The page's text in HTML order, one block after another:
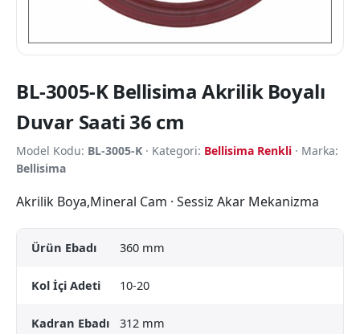
BL-3005-K Bellisima Akrilik Boyalı
Duvar Saati 36 cm
Model Kodu: BL-3005-K · Kategori: Bellisima Renkli · Marka:
Bellisima
Akrilik Boya,Mineral Cam · Sessiz Akar Mekanizma
Ürün Ebadı 360 mm
Kol İçi Adeti 10-20
Kadran Ebadı 312 mm